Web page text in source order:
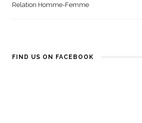
Relation Homme-Femme
FIND US ON FACEBOOK